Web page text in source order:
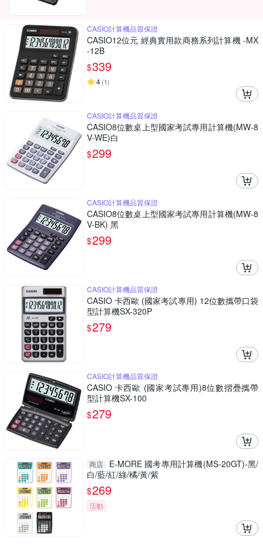
CASIO計算機品質保證
CASIO12位元 經典實用款商務系列計算機 -MX
-12B
$339
4(1)
CASIO計算機品質保證
CASIO8位數桌上型國家考試專用計算機(MW-8
V-WE)白
$299
CASIO計算機品質保證
CASIO8位數桌上型國家考試專用計算機(MW-8
V-BK) 黑
$299
CASIO計算機品質保證
CASIO 卡西歐 (國家考試專用) 12位數攜帶口袋
型計算機SX-320P
$279
CASIO計算機品質保證
CASIO 卡西歐 (國家考試專用)8位數摺疊攜帶
型計算機SX-100
$279
商店
E-MORE 國考專用計算機(MS-20GT)-黑/
白/藍/紅/綠/橘/黃/紫
$269
活動